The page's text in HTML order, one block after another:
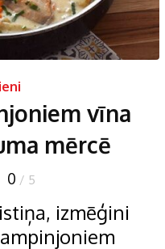
vīna
mērcē
0 / 5
izmēģini